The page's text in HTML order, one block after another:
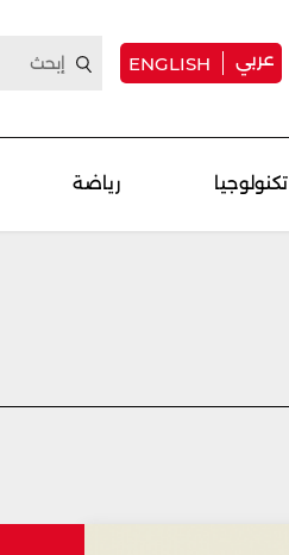
عربي ENGLISH
تكنولوجيا رياضة